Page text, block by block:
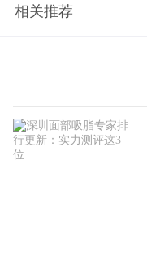
相关推荐